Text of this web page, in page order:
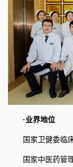
·业界地位
国家卫健委临
国家中医药管